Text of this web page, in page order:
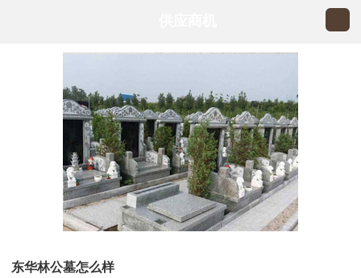
东华林公墓怎么样